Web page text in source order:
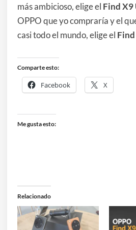
más ambicioso, elige el Find X9
OPPO que yo compraría y el
casi todo el mundo, elige el
Comparte esto:
Facebook X
Me gusta esto:
Relacionado